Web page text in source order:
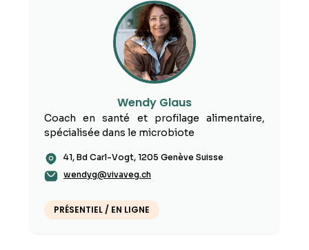
Wendy Glaus
Coach en santé et profilage alimentaire,
spécialisée dans le microbiote
41, Bd Carl-Vogt, 1205 Genève Suisse
wendyg@vivaveg.ch
PRÉSENTIEL / EN LIGNE